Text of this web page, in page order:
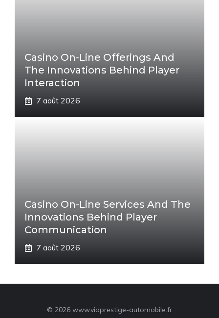
Casino On-Line Offerings And
The Innovations Behind Player
Interaction
7 août 2026
Casino On-Line Services And The
Innovations Behind Player
Communication
7 août 2026
© 2026 www.viaprestige-automobile.fr